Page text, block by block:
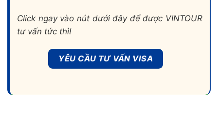
Click ngay vào nút dưới đây để được VINTOUR
tư vấn tức thì!
YÊU CẦU TƯ VẤN VISA